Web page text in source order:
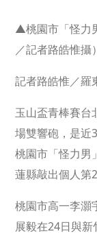
▲桃園市「怪力
／記者路皓惟攝
記者路皓惟／羅
玉山盃青棒賽台
場雙響砲，是近
桃園市「怪力男
蓮縣敲出個人第
桃園市高一李灝
展毅在24日與